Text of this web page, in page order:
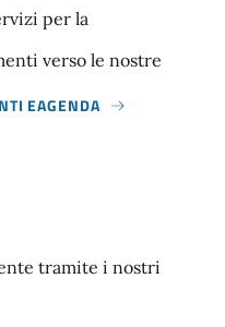
per la
verso le nostre
EAGENDA
tramite i nostri